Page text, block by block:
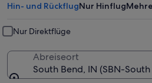
Hin- und RückflugNur Hinflug
Nur Direktflüge
Abreiseort
South Bend, IN (SBN-